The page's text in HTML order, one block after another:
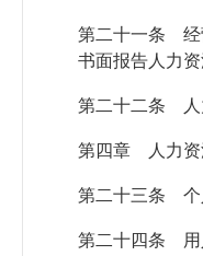
第二十一条 经
书面报告人力资
第二十二条 人
第四章 人力资
第二十三条 个
第二十四条 用